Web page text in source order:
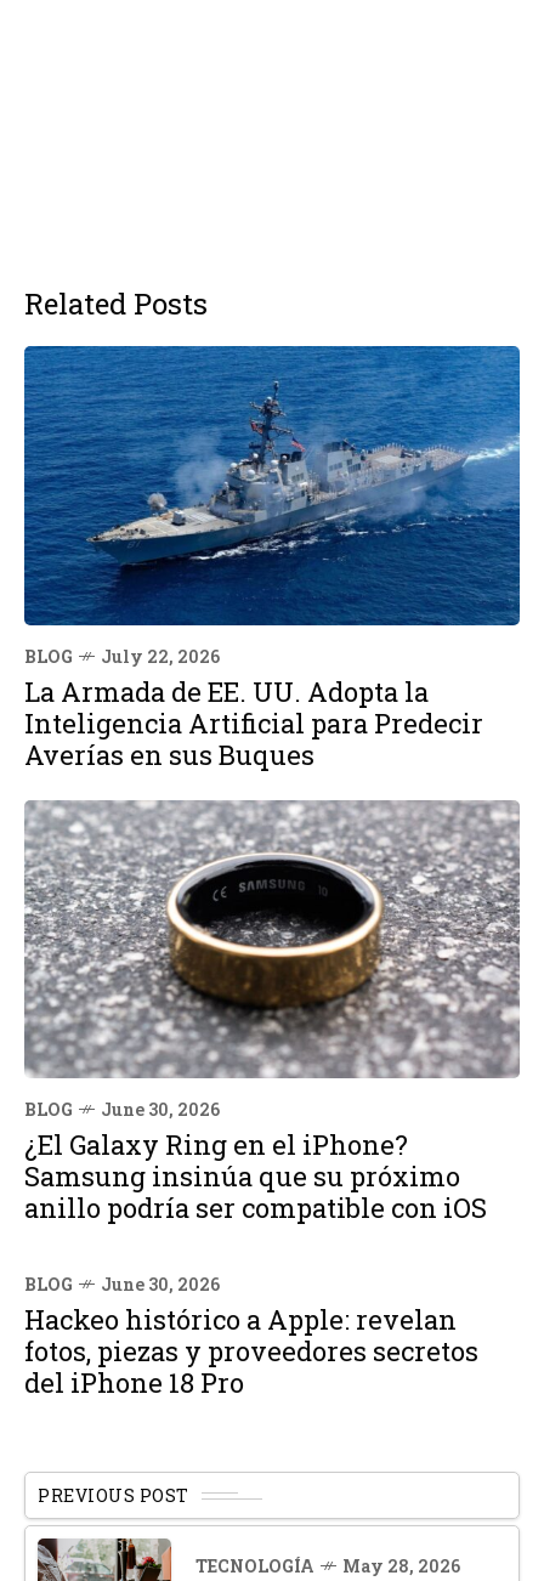
Related Posts
BLOG July 22, 2026
La Armada de EE. UU. Adopta la
Inteligencia Artificial para Predecir
Averías en sus Buques
BLOG June 30, 2026
¿El Galaxy Ring en el iPhone?
Samsung insinúa que su próximo
anillo podría ser compatible con iOS
BLOG June 30, 2026
Hackeo histórico a Apple: revelan
fotos, piezas y proveedores secretos
del iPhone 18 Pro
PREVIOUS POST
TECNOLOGÍA May 28, 2026